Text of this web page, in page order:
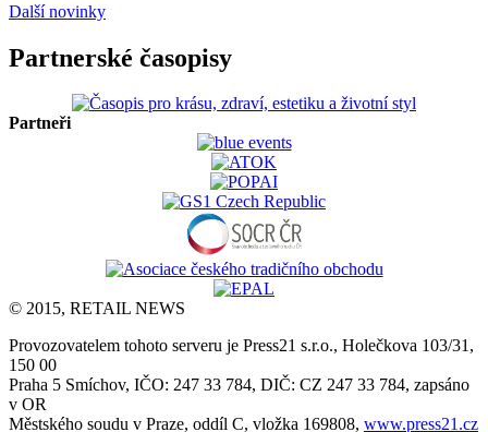
Další novinky
Partnerské časopisy
Partneři
© 2015, RETAIL NEWS
Provozovatelem tohoto serveru je Press21 s.r.o., Holečkova 103/31,
150 00
Praha 5 Smíchov, IČO: 247 33 784, DIČ: CZ 247 33 784, zapsáno
v OR
Městského soudu v Praze, oddíl C, vložka 169808, www.press21.cz